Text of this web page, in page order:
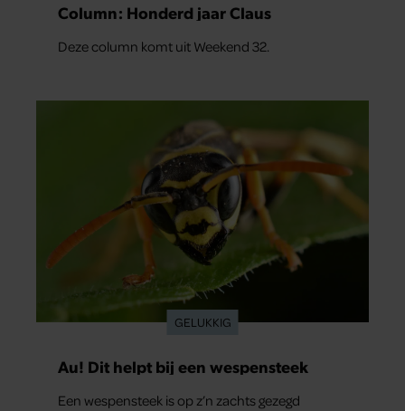
Column: Honderd jaar Claus
Deze column komt uit Weekend 32.
GELUKKIG
Au! Dit helpt bij een wespensteek
Een wespensteek is op z’n zachts gezegd